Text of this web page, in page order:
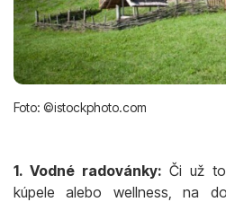
Foto: ©istockphoto.com
1. Vodné radovánky: Či už
kúpele alebo wellness, na